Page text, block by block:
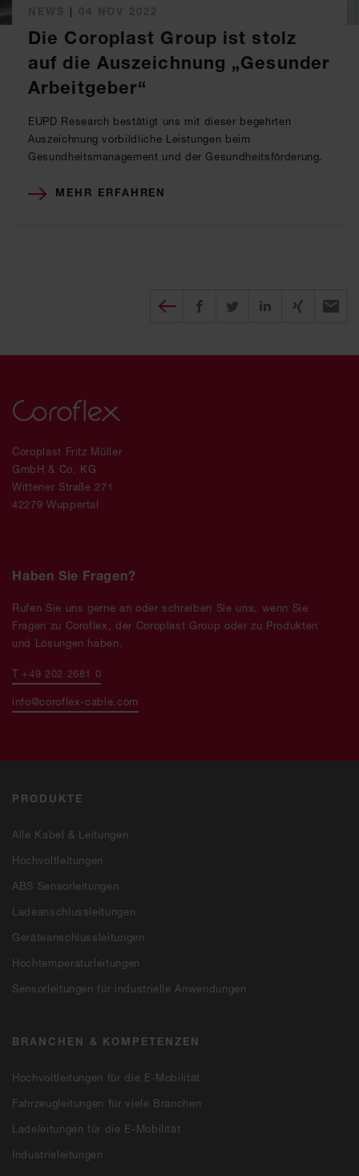
|
Die Coroplast Group ist stolz
auf die Auszeichnung „Gesunder
Arbeitgeber“
EUPD Research bestätigt uns mit dieser begehrten
Auszeichnung vorbildliche Leistungen beim
Gesundheitsmanagement und der Gesundheitsförderung.
MEHR ERFAHREN
Diesen Beitrag teilen
auf Facebook teilen
auf twitter teilenauf XING
per
PRODUKTE
Alle Kabel & Leitungen
Hochvoltleitungen
ABS Sensorleitungen
Ladeanschlussleitungen
Geräteanschlussleitungen
Hochtemperaturleitungen
Sensorleitungen für industrielle Anwendungen
BRANCHEN & KOMPETENZEN
Hochvoltleitungen für die E-Mobilität
Fahrzeugleitungen für viele Branchen
Ladeleitungen für die E-Mobilität
Industrieleitungen
Coroplast Fritz Müller
GmbH & Co. KG
Wittener Straße 271
42279 Wuppertal
Haben Sie Fragen?
Rufen Sie uns gerne an oder schreiben Sie uns, wenn Sie
Fragen zu Coroflex, der Coroplast Group oder zu Produkten
und Lösungen haben.
T +49 202 2681 0
info@coroflex-cable.com